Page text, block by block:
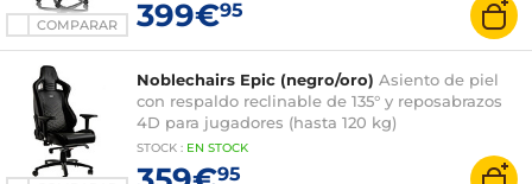
COMPARAR 399€95
Noblechairs Epic (negro/oro) Asiento de piel
con respaldo reclinable de 135° y reposabrazos
4D para jugadores (hasta 120 kg)
STOCK : EN STOCK
95